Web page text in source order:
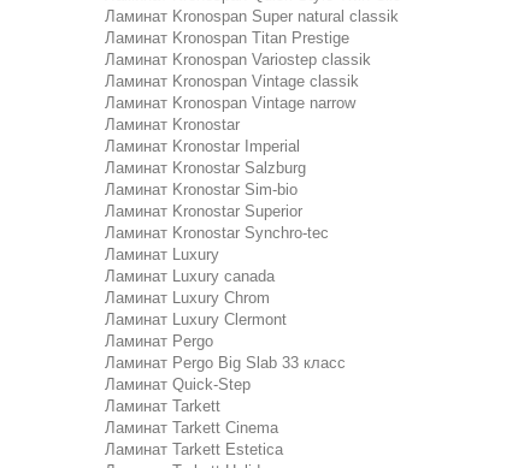
Ламинат Kronospan Super natural classik
Ламинат Kronospan Titan Prestige
Ламинат Kronospan Variostep classik
Ламинат Kronospan Vintage classik
Ламинат Kronospan Vintage narrow
Ламинат Kronostar
Ламинат Kronostar Imperial
Ламинат Kronostar Salzburg
Ламинат Kronostar Sim-bio
Ламинат Kronostar Superior
Ламинат Kronostar Synchro-tec
Ламинат Luxury
Ламинат Luxury canada
Ламинат Luxury Chrom
Ламинат Luxury Clermont
Ламинат Pergo
Ламинат Pergo Big Slab 33 класс
Ламинат Quick-Step
Ламинат Tarkett
Ламинат Tarkett Cinema
Ламинат Tarkett Estetica